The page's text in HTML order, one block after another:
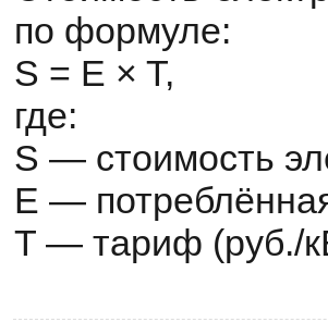
по формуле:
S = E × T,
где:
S — стоимость
E —
T — тариф (руб./